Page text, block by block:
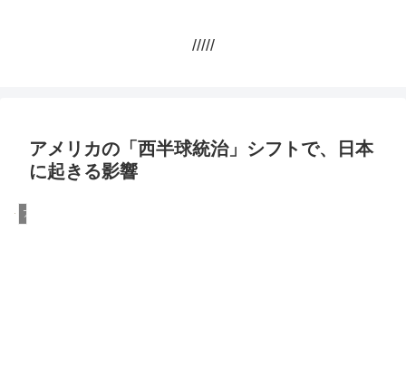
/////
アメリカの「西半球統治」シフトで、日本
に起きる影響
アメリカ